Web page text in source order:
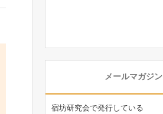
メールマガジン
宿坊研究会で発行している